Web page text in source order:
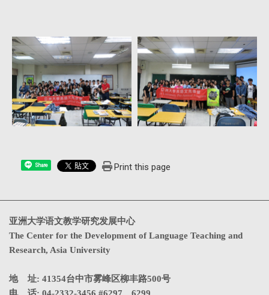
Share Print this page
亚洲大学语文教学研究发展中心
The Center for the Development of Language Teaching and
Research, Asia University
地 址: 41354台中市雾峰区柳丰路500号